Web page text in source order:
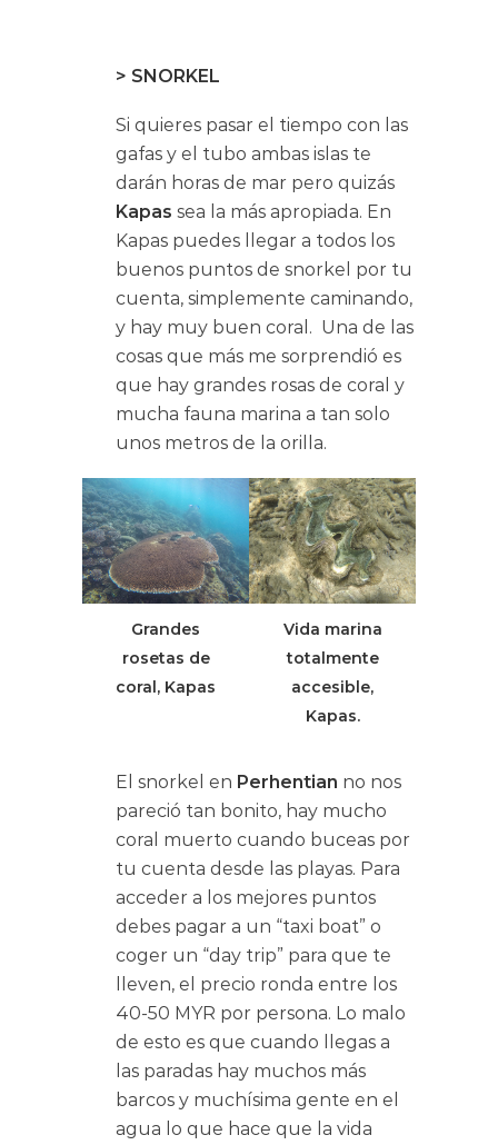
> SNORKEL
Si quieres pasar el tiempo con las
gafas y el tubo ambas islas te
darán horas de mar pero quizás
Kapas sea la más apropiada. En
Kapas puedes llegar a todos los
buenos puntos de snorkel por tu
cuenta, simplemente caminando,
y hay muy buen coral. Una de las
cosas que más me sorprendió es
que hay grandes rosas de coral y
mucha fauna marina a tan solo
unos metros de la orilla.
Grandes
rosetas de
coral, Kapas
Vida marina
totalmente
accesible,
Kapas.
El snorkel en Perhentian no nos
pareció tan bonito, hay mucho
coral muerto cuando buceas por
tu cuenta desde las playas. Para
acceder a los mejores puntos
debes pagar a un “taxi boat” o
coger un “day trip” para que te
lleven, el precio ronda entre los
40-50 MYR por persona. Lo malo
de esto es que cuando llegas a
las paradas hay muchos más
barcos y muchísima gente en el
agua lo que hace que la vida